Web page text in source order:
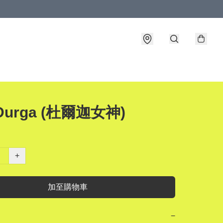
(杜爾迦女神)
+
加至購物車
−